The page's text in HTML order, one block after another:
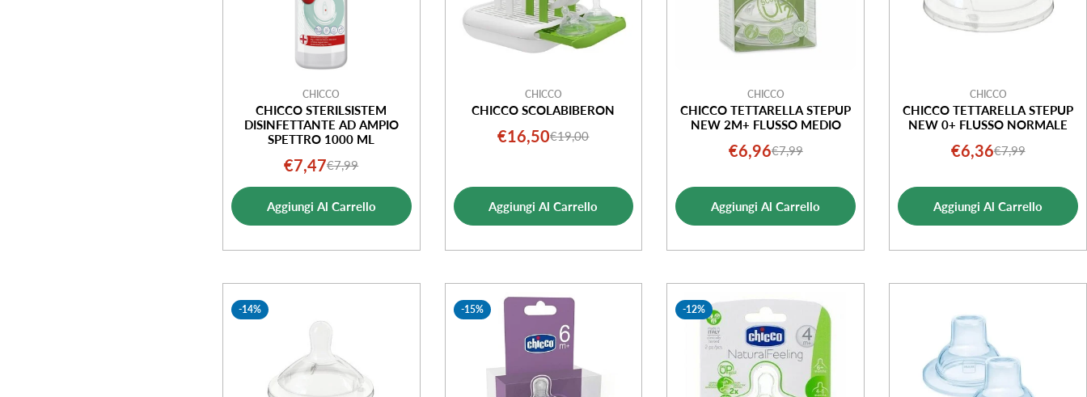
CHICCO
CHICCO STERILSISTEM
DISINFETTANTE AD AMPIO
SPETTRO 1000 ML
Prezzo
di
vendita
€7,47Prezzo
normale
€7,99
Aggiungi Al Carrello
CHICCO
CHICCO SCOLABIBERON
Prezzo
vendita
€16,50Prezzo
€19,00
Aggiungi Al Carrello
CHICCO
CHICCO TETTARELLA STEPUP
NEW 2M+ FLUSSO MEDIO
Prezzo
vendita
€6,96Prezzo
€7,99
Aggiungi Al Carrello
CHICCO
CHICCO TETTARELLA STEPUP
NEW 0+ FLUSSO NORMALE
Prezzo
vendita
€6,36Prezzo
€7,99
Aggiungi Al Carrello
-14% -15% -12%